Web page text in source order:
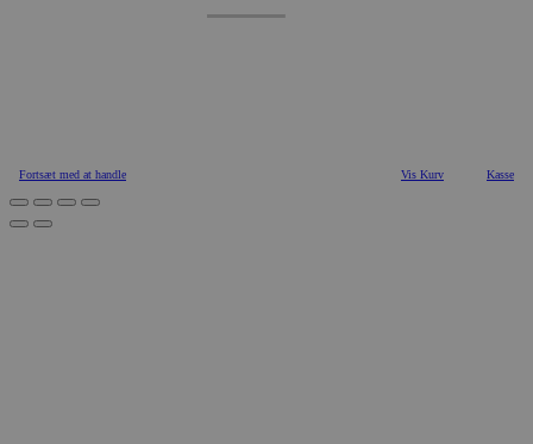
Fortsæt med at handle Vis Kurv Kasse